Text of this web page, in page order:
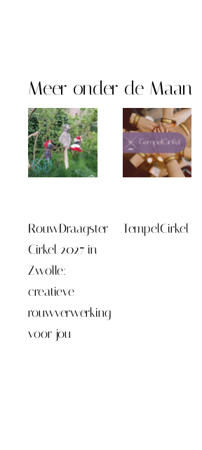
Meer onder de Maan
RouwDraagster
Cirkel 2027 in
Zwolle:
creatieve
rouwverwerking
voor jou
TempelCirkel